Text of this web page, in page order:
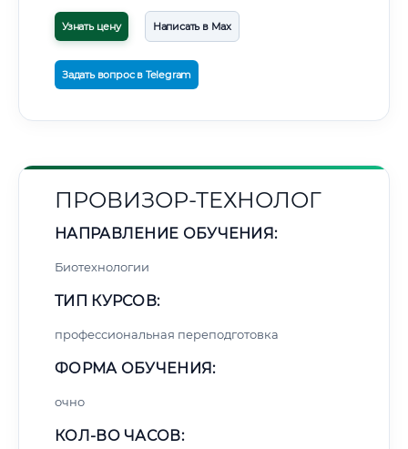
Узнать цену Написать в Max
Задать вопрос в Telegram
ПРОВИЗОР-ТЕХНОЛОГ
НАПРАВЛЕНИЕ ОБУЧЕНИЯ:
Биотехнологии
ТИП КУРСОВ:
профессиональная переподготовка
ФОРМА ОБУЧЕНИЯ:
очно
КОЛ-ВО ЧАСОВ: